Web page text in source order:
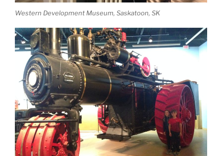
Western Development Museum, Saskatoon, SK